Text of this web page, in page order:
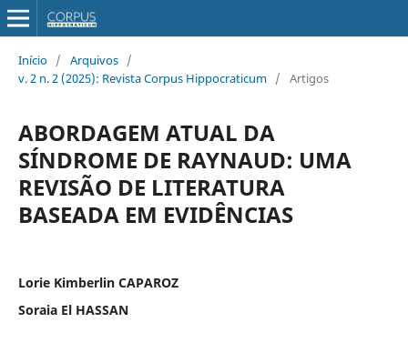
Início / Arquivos /
v. 2 n. 2 (2025): Revista Corpus Hippocraticum / Artigos
ABORDAGEM ATUAL DA
SÍNDROME DE RAYNAUD: UMA
REVISÃO DE LITERATURA
BASEADA EM EVIDÊNCIAS
Lorie Kimberlin CAPAROZ
Soraia El HASSAN